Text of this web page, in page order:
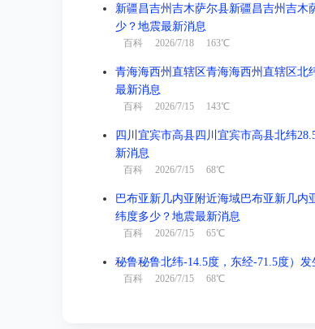
新疆昌吉州吉木萨尔县新疆昌吉州吉木
少？地震最新消息
百科 2026/7/18 163℃
青海海西州直辖区青海海西州直辖区北
最新消息
百科 2026/7/15 143℃
四川宜宾市高县四川宜宾市高县北纬
新消息
百科 2026/7/15 68℃
巴布亚新几内亚附近海域巴布亚新几内
纬度多少？地震最新消息
百科 2026/7/15 65℃
秘鲁秘鲁北纬-14.5度，东经-71.5度）
百科 2026/7/15 68℃